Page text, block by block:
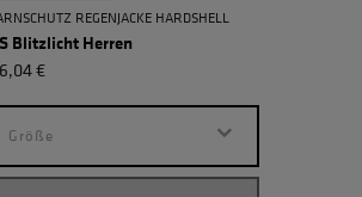
Blitzlicht Herren
REGENJACKE HARDSHELL
€
Größe